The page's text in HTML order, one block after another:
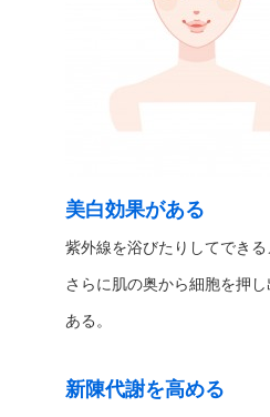
美白効果がある
紫外線を浴びたりしてでき
さらに肌の奥から細胞を押
ある。
新陳代謝を高める